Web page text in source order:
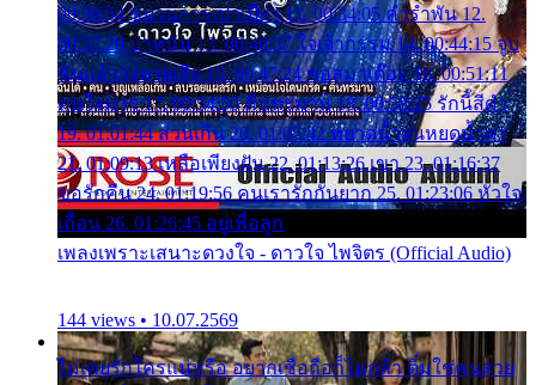
00:30:54 ขบวนการเปาเปียว 11. 00:34:05 คำรำพัน 12.
00:37:20 ปาหนัน 13. 00:40:37 ใจเจ้ากรรม 14. 00:44:15 จูบ
ฉันแล้วจงตายเสีย 15. 00:47:24 ขอสูมาเต๊อะ 16. 00:51:11
คนใจมาร 17. 00:54:50 คืนทรมาน 18. 00:58:25 รักนี้สีดำ
19. 01:01:44 ส่วนเกิน 20. 01:05:42 หยาดน้ำฝนหยดน้ำตา
21. 01:09:13 เหลือเพียงฝัน 22. 01:13:26 เขา 23. 01:16:37
ขอรักคืน 24. 01:19:56 คนเรารักกันยาก 25. 01:23:06 หัวใจ
เถื่อน 26. 01:26:45 อยู่เพื่อลูก
เพลงเพราะเสนาะดวงใจ - ดาวใจ ไพจิตร (Official Audio)
144 views • 10.07.2569
ไม่เคยรักใครแน่หรือ อยากเชื่อถือก็ไม่กล้า ติ๋มใช่คนสวย